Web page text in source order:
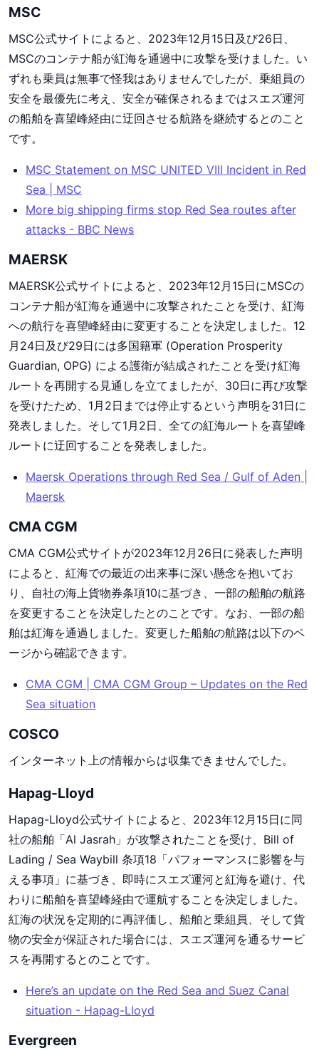
MSC
MSC公式サイトによると、2023年12月15日及び26日、
MSCのコンテナ船が紅海を通過中に攻撃を受けました。い
ずれも乗員は無事で怪我はありませんでしたが、乗組員の
安全を最優先に考え、安全が確保されるまではスエズ運河
の船舶を喜望峰経由に迂回させる航路を継続するとのこと
です。
MSC Statement on MSC UNITED VIII Incident in Red
Sea | MSC
More big shipping firms stop Red Sea routes after
attacks - BBC News
MAERSK
MAERSK公式サイトによると、2023年12月15日にMSCの
コンテナ船が紅海を通過中に攻撃されたことを受け、紅海
への航行を喜望峰経由に変更することを決定しました。12
月24日及び29日には多国籍軍 (Operation Prosperity
Guardian, OPG) による護衛が結成されたことを受け紅海
ルートを再開する見通しを立てましたが、30日に再び攻撃
を受けたため、1月2日までは停止するという声明を31日に
発表しました。そして1月2日、全ての紅海ルートを喜望峰
ルートに迂回することを発表しました。
Maersk Operations through Red Sea / Gulf of Aden |
Maersk
CMA CGM
CMA CGM公式サイトが2023年12月26日に発表した声明
によると、紅海での最近の出来事に深い懸念を抱いてお
り、自社の海上貨物券条項10に基づき、一部の船舶の航路
を変更することを決定したとのことです。なお、一部の船
舶は紅海を通過しました。変更した船舶の航路は以下のペ
ージから確認できます。
CMA CGM | CMA CGM Group – Updates on the Red
Sea situation
COSCO
インターネット上の情報からは収集できませんでした。
Hapag-Lloyd
Hapag-Lloyd公式サイトによると、2023年12月15日に同
社の船舶「Al Jasrah」が攻撃されたことを受け、Bill of
Lading / Sea Waybill 条項18「パフォーマンスに影響を与
える事項」に基づき、即時にスエズ運河と紅海を避け、代
わりに船舶を喜望峰経由で運航することを決定しました。
紅海の状況を定期的に再評価し、船舶と乗組員、そして貨
物の安全が保証された場合には、スエズ運河を通るサービ
スを再開するとのことです。
Here’s an update on the Red Sea and Suez Canal
situation - Hapag-Lloyd
Evergreen